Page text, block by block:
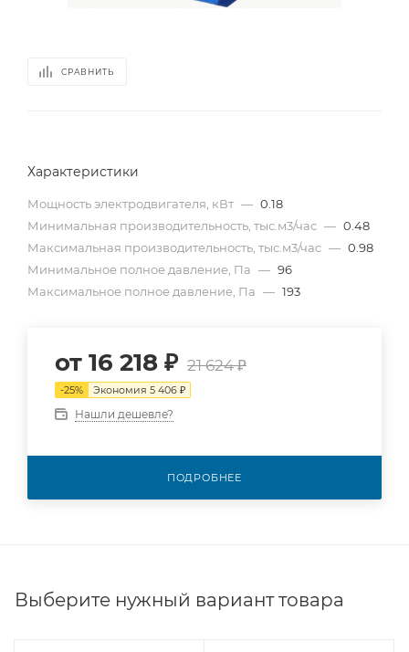
СРАВНИТЬ
Характеристики
Мощность электродвигателя, кВт — 0.18
Минимальная производительность, тыс.м3/час — 0.48
Максимальная производительность, тыс.м3/час — 0.98
Минимальное полное давление, Па — 96
Максимальное полное давление, Па — 193
от 16 218 ₽ 21 624 ₽
-25% Экономия 5 406 ₽
Нашли дешевле?
ПОДРОБНЕЕ
Выберите нужный вариант товара